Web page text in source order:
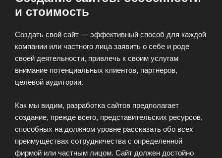
и стоимость
Создать свой сайт — эффективный способ для каждой
компании или частного лица заявить о себе и роде
своей деятельности, привлечь к своим услугам
внимание потенциальных клиентов, партнеров,
целевой аудитории.
Как мы видим, разработка сайтов предполагает
создание, прежде всего, представительских ресурсов,
способных на должном уровне рассказать обо всех
преимуществах сотрудничества с определенной
фирмой или частным лицом. Сайт должен достойно